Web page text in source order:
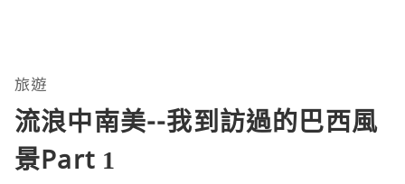
旅遊
流浪中南美--我到訪過的巴西風
景Part 1